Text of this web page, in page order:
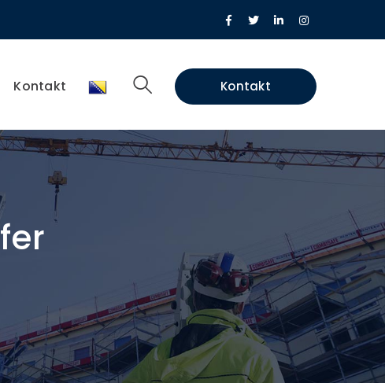
Facebook
Profile
Twitter
Profile
LinkedIn
Profile
Instagram
Profile
Kontakt
Kontakt